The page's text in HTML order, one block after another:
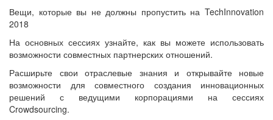
Вещи, которые вы не должны пропустить на TechInnovation
2018
На основных сессиях узнайте, как вы можете использовать
возможности совместных партнерских отношений.
Расширьте свои отраслевые знания и открывайте новые
возможности для совместного создания инновационных
решений с ведущими корпорациями на сессиях
Crowdsourcing.